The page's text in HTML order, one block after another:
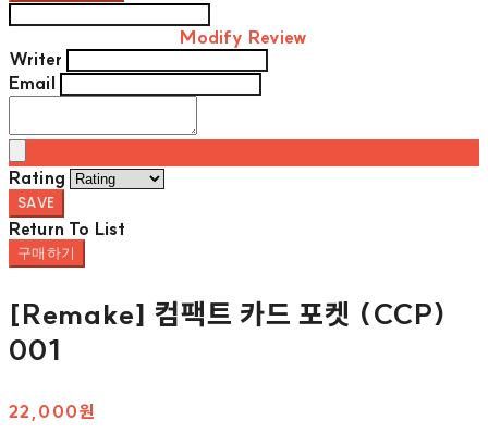
Modify Review
Writer
Email
Rating
SAVE
Return To List
구매하기
[Remake] 컴팩트 카드 포켓 (CCP)
001
22,000원